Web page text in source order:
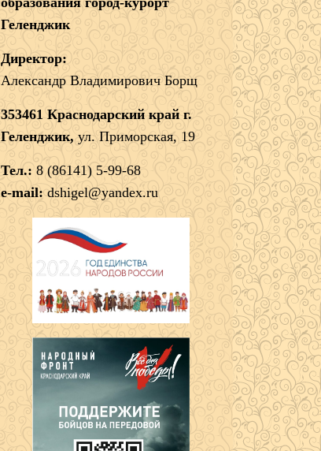
Геленджик
Директор:
Александр Владимирович Борщ
353461 Краснодарский край г.
Геленджик, ул. Приморская, 19
Тел.: 8 (86141) 5-99-68
e-mail: dshigel@yandex.ru